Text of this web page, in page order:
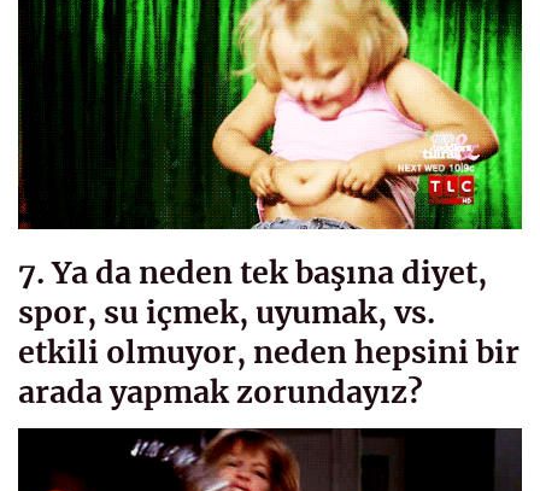
7. Ya da neden tek başına diyet,
spor, su içmek, uyumak, vs.
etkili olmuyor, neden hepsini bir
arada yapmak zorundayız?